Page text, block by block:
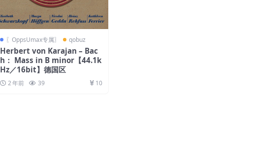
〖OppsUmax专属〗 qobuz
Herbert von Karajan – Bac
h： Mass in B minor【44.1k
Hz／16bit】德国区
2 年前 39 10